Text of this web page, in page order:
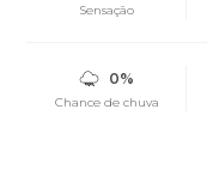
Sensação
0%
Chance de chuva